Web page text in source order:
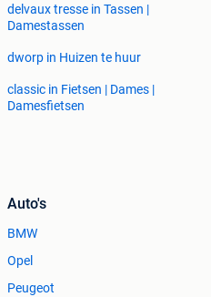
delvaux tresse in Tassen |
Damestassen
dworp in Huizen te huur
classic in Fietsen | Dames |
Damesfietsen
Auto's
BMW
Opel
Peugeot